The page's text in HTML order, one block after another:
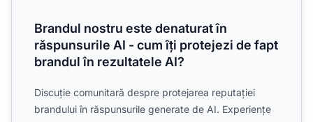
Brandul nostru este denaturat în
răspunsurile AI - cum îți protejezi de fapt
brandul în rezultatele AI?
Discuție comunitară despre protejarea reputației
brandului în răspunsurile generate de AI. Experiențe